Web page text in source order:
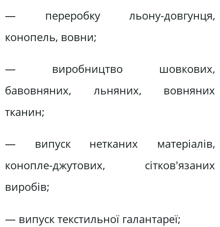
— переробку льону-довгунця,
конопель, вовни;
— виробництво шовкових,
бавовняних, льняних, вовняних
тканин;
— випуск нетканих матеріалів,
конопле-джутових, сітков'язаних
виробів;
— випуск текстильної галантареї;